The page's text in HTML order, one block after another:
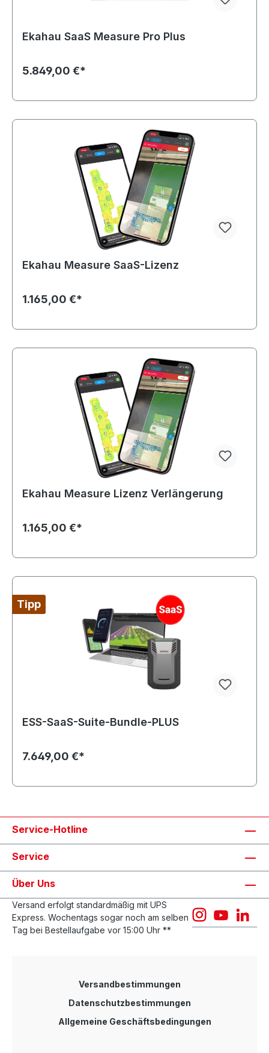
Ekahau SaaS Measure Pro Plus
5.849,00 €*
Ekahau Measure SaaS-Lizenz
1.165,00 €*
Ekahau Measure Lizenz Verlängerung
1.165,00 €*
Tipp
ESS-SaaS-Suite-Bundle-PLUS
7.649,00 €*
Service-Hotline
Service
Über Uns
Versand erfolgt standardmäßig mit UPS
Express. Wochentags sogar noch am selben
Tag bei Bestellaufgabe vor 15:00 Uhr **
Versandbestimmungen
Datenschutzbestimmungen
Allgemeine Geschäftsbedingungen